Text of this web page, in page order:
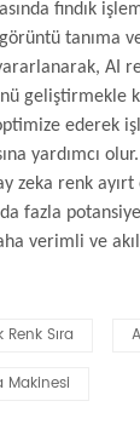
fındık
görüntü tanıma
AI
geliştirmekle
ederek
yardımcı
zeka renk
fazla
verimli ve
Renk Sıra
Makinesi